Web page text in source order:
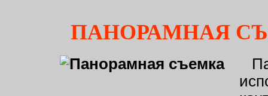
ПАНОРАМНАЯ